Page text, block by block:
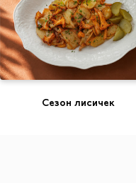
Сезон лисичек